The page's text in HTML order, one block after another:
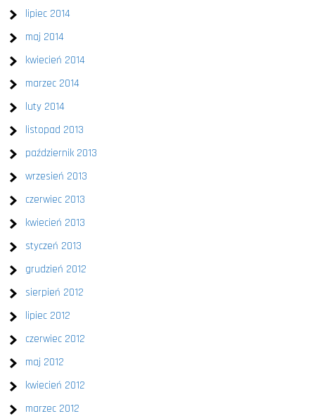
lipiec 2014
maj 2014
kwiecień 2014
marzec 2014
luty 2014
listopad 2013
październik 2013
wrzesień 2013
czerwiec 2013
kwiecień 2013
styczeń 2013
grudzień 2012
sierpień 2012
lipiec 2012
czerwiec 2012
maj 2012
kwiecień 2012
marzec 2012